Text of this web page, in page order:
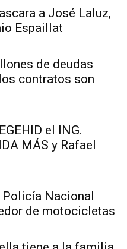
a José Laluz,
Espaillat
de deudas
contratos son
el ING.
MÁS y Rafael
Policía Nacional
de motocicletas